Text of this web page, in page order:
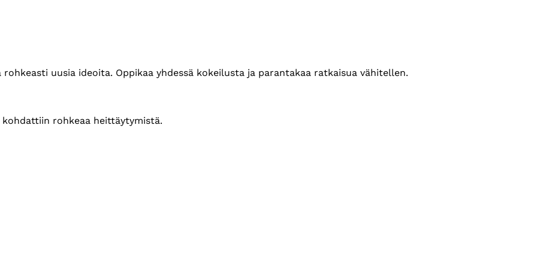
uusia ideoita. Oppikaa yhdessä kokeilusta ja parantakaa ratkaisua vähitellen.
rohkeaa heittäytymistä.